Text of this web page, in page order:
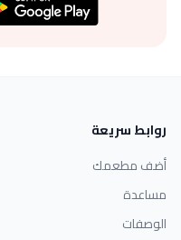
روابط سريعة
أضف مطعمك
مساعدة
الوصفات